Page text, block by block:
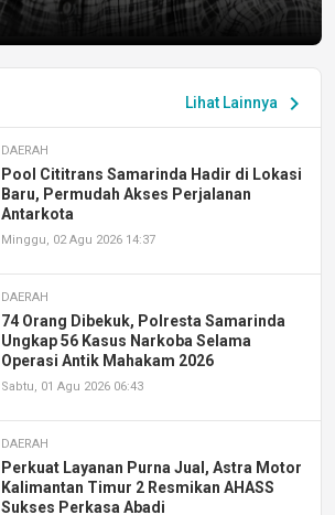
Lihat Lainnya chevron_right
DAERAH
Pool Cititrans Samarinda Hadir di Lokasi
Baru, Permudah Akses Perjalanan
Antarkota
Minggu, 02 Agu 2026 14:37
DAERAH
74 Orang Dibekuk, Polresta Samarinda
Ungkap 56 Kasus Narkoba Selama
Operasi Antik Mahakam 2026
Sabtu, 01 Agu 2026 06:43
DAERAH
Perkuat Layanan Purna Jual, Astra Motor
Kalimantan Timur 2 Resmikan AHASS
Sukses Perkasa Abadi